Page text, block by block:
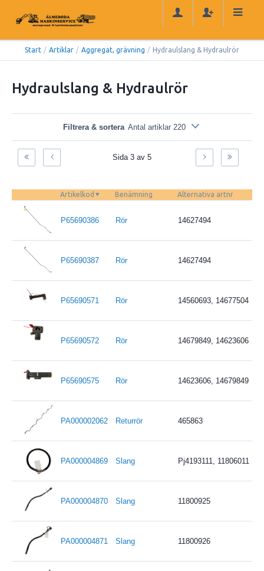
Start / Artiklar / Aggregat, grävning / Hydraulslang & Hydraulrör
Hydraulslang & Hydraulrör
Filtrera & sortera Antal artiklar 220
Sida 3 av 5
Artikelkod Benämning Alternativa artnr
P65690386 Rör 14627494
P65690387 Rör 14627494
P65690571 Rör 14560693, 14677504
P65690572 Rör 14679849, 14623606
P65690575 Rör 14623606, 14679849
PA000002062 Returrör 465863
PA000004869 Slang Pj4193111, 11806011
PA000004870 Slang 11800925
PA000004871 Slang 11800926